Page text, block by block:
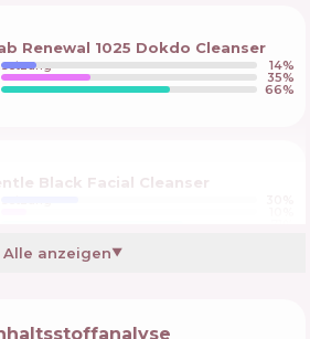
Renewal 1025 Dokdo Cleanser
14%
35%
66%
Black Facial Cleanser
Foaming Face Wash
Alle anzeigen▼